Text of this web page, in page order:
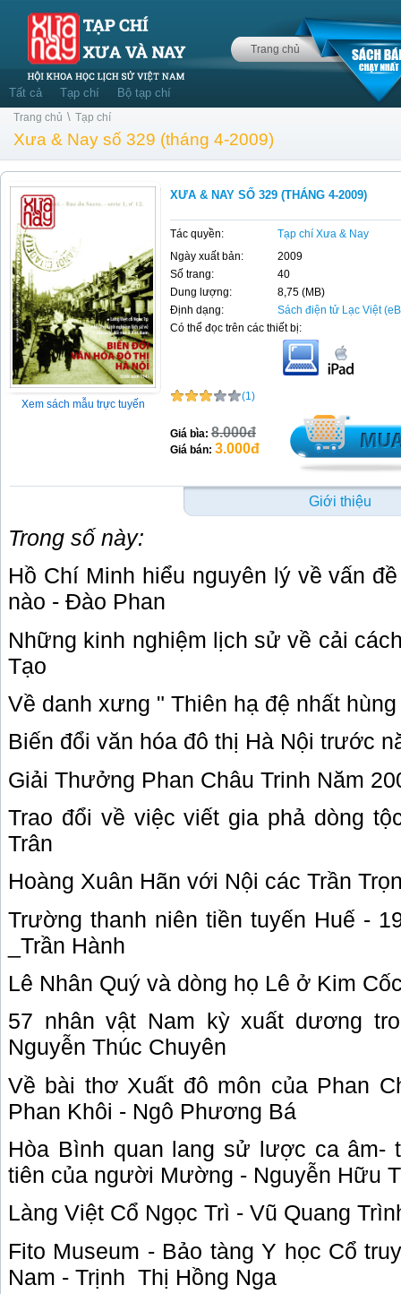
Trang chủ
Tất cả Tạp chí Bộ tạp chí
Trang chủ \ Tạp chí
Xưa & Nay số 329 (tháng 4-2009)
Xem sách mẫu trực tuyến
XƯA & NAY SỐ 329 (THÁNG 4-2009)
Tác quyền:
Tạp chí Xưa & Nay
Ngày xuất bản:
2009
Số trang:
40
Dung lượng:
8,75 (MB)
Định dạng:
Sách điện tử Lạc Việt
Có thể đọc trên các thiết bị:
(1)
Giá bìa: 8.000đ
Giá bán: 3.000đ
Giới thiệu
Trong số này:
Hồ Chí Minh hiểu nguyên lý về vấn
nào - Đào Phan
Những kinh nghiệm lịch sử về cải
Tạo
Về danh xưng " Thiên hạ đệ nhất
Biến đổi văn hóa đô thị Hà Nội trước
Giải Thưởng Phan Châu Trinh Năm
Trao đổi về việc viết gia phả dòng
Trân
Hoàng Xuân Hãn với Nội các Trần
Trường thanh niên tiền tuyến Huế -
_Trần Hành
Lê Nhân Quý và dòng họ Lê ở Kim
57 nhân vật Nam kỳ xuất dương
Nguyễn Thúc Chuyên
Về bài thơ Xuất đô môn của Phan
Phan Khôi - Ngô Phương Bá
Hòa Bình quan lang sử lược ca âm-
tiên của người Mường - Nguyễn Hữu
Làng Việt Cổ Ngọc Trì - Vũ Quang
Fito Museum - Bảo tàng Y học Cổ
Nam - Trịnh Thị Hồng Nga